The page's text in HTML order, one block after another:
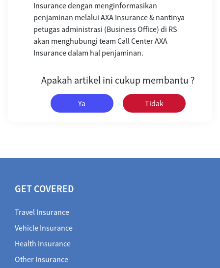
Insurance dengan menginformasikan
penjaminan melalui AXA Insurance & nantinya
petugas administrasi (Business Office) di RS
akan menghubungi team Call Center AXA
Insurance dalam hal penjaminan.
Apakah artikel ini cukup membantu ?
Ya Tidak
GET COVERED
Travel Insurance
Vehicle Insurance
Health Insurance
Other Insurance